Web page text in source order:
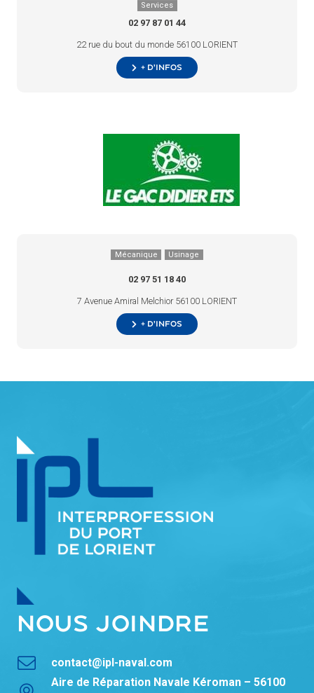
Services
02 97 87 01 44
22 rue du bout du monde 56100 LORIENT
+ d’infos
Mécanique Usinage
02 97 51 18 40
7 Avenue Amiral Melchior 56100 LORIENT
+ d’infos
NOUS JOINDRE
contact@ipl-naval.com
Aire de Réparation Navale Kéroman – 56100